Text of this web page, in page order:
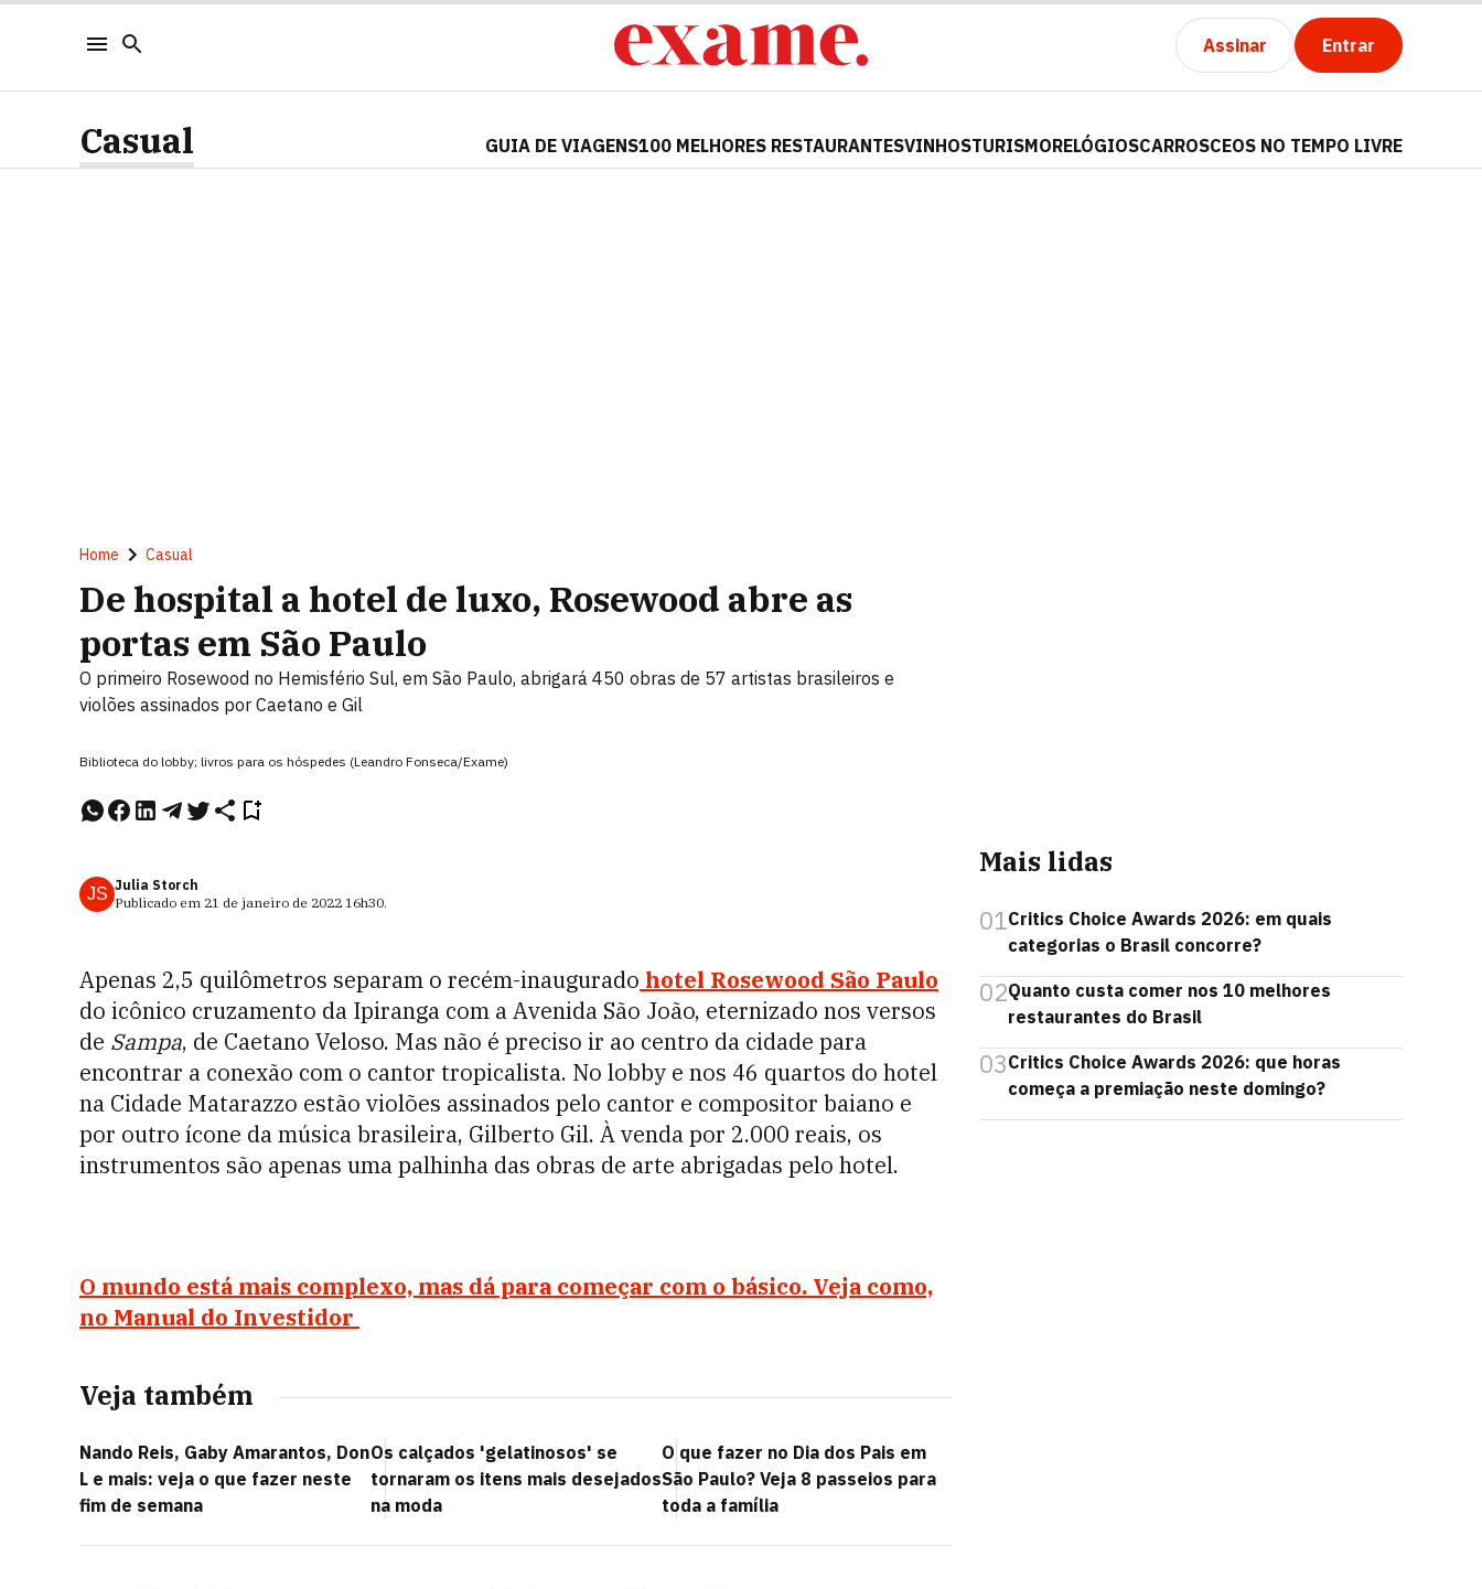
Assinar Entrar
Casual GUIA DE VIAGENS100 MELHORES RESTAURANTESVINHOSTURISMORELÓGIOSCARROSCEOS NO TEMPO LIVRE
Home Casual
De hospital a hotel de luxo, Rosewood abre as
portas em São Paulo
O primeiro Rosewood no Hemisfério Sul, em São Paulo, abrigará 450 obras de 57 artistas brasileiros e
violões assinados por Caetano e Gil
Biblioteca do lobby; livros para os hóspedes (Leandro Fonseca/Exame)
JS Julia Storch
Publicado em 21 de janeiro de 2022 16h30.
Apenas 2,5 quilômetros separam o recém-inaugurado hotel Rosewood São Paulo
do icônico cruzamento da Ipiranga com a Avenida São João, eternizado nos versos
de Sampa, de Caetano Veloso. Mas não é preciso ir ao centro da cidade para
encontrar a conexão com o cantor tropicalista. No lobby e nos 46 quartos do hotel
na Cidade Matarazzo estão violões assinados pelo cantor e compositor baiano e
por outro ícone da música brasileira, Gilberto Gil. À venda por 2.000 reais, os
instrumentos são apenas uma palhinha das obras de arte abrigadas pelo hotel.
O mundo está mais complexo, mas dá para começar com o básico. Veja como,
no Manual do Investidor
Veja também
Nando Reis, Gaby Amarantos, Don
L e mais: veja o que fazer neste
fim de semana
Os calçados 'gelatinosos' se
tornaram os itens mais desejados
na moda
O que fazer no Dia dos Pais em
São Paulo? Veja 8 passeios para
toda a família
Mais lidas
01Critics Choice Awards 2026: em quais
categorias o Brasil concorre?
02Quanto custa comer nos 10 melhores
restaurantes do Brasil
03Critics Choice Awards 2026: que horas
começa a premiação neste domingo?